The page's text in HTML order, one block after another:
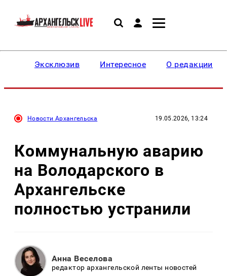
Эксклюзив Интересное О редакции
Новости Архангельска 19.05.2026, 13:24
Коммунальную аварию
на Володарского в
Архангельске
полностью устранили
Анна Веселова
редактор архангельской ленты новостей